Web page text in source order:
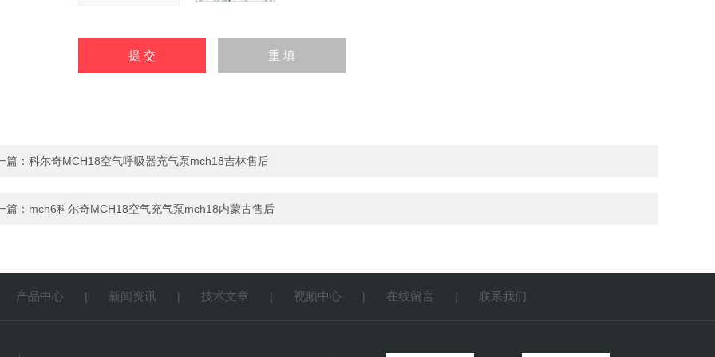
篇： 科尔奇MCH18空气呼吸器充气泵mch18吉林售后
篇： mch6科尔奇MCH18空气充气泵mch18内蒙古售后
产品中心 | 新闻资讯 | 技术文章 | 视频中心 | 在线留言 | 联系我们